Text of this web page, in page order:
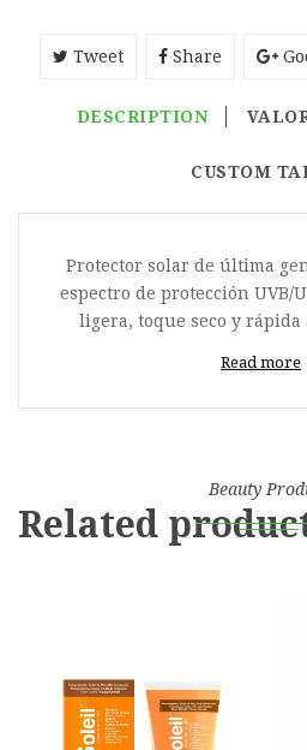
Tweet Share
DESCRIPTION
CUSTOM
Protector solar de última
espectro de protección UVB/
ligera, toque seco y rápida
Solastemis® y Energinius®
daños ocasionados por
Read more
Beauty
Related